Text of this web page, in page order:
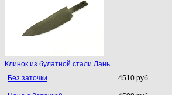
Клинок из булатной стали Лань
Без заточки
4510 руб.